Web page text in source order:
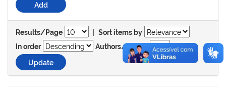
Results/Page | Sort items by
In order
Authors/record